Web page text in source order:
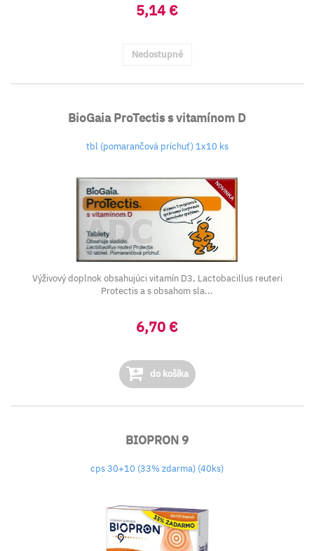
5,14 €
Nedostupné
BioGaia ProTectis s vitamínom D
tbl (pomarančová príchuť) 1x10 ks
Výživový doplnok obsahujúci vitamín D3, Lactobacillus reuteri
Protectis a s obsahom sla...
6,70 €
do košíka
BIOPRON 9
cps 30+10 (33% zdarma) (40ks)